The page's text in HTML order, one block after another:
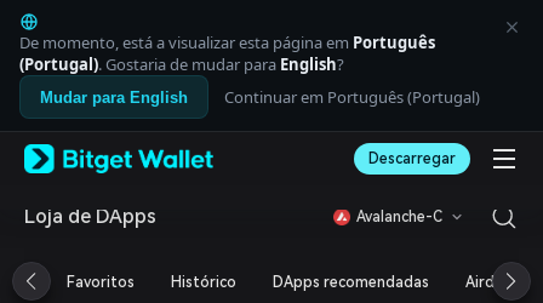
English
日本語
Tiếng Việt
Русский
Español (Latinoamérica)
Italiano
Deutsch
繁體中文
Português (Portugal)
De momento, está a visualizar esta página em Português
(Portugal). Gostaria de mudar para English?
Mudar para English Continuar em Português (Portugal)
Descarregar
Loja de DApps Avalanche-C
Favoritos Histórico DApps recomendadas Airdrop